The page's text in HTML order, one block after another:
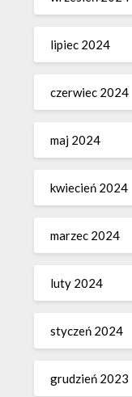
lipiec 2024
czerwiec 2024
maj 2024
kwiecień 2024
marzec 2024
luty 2024
styczeń 2024
grudzień 2023